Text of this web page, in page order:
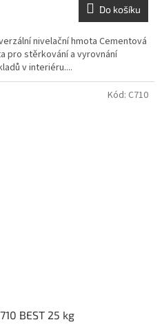
Do košíku
nivelační hmota Cementová
pro stěrkování a vyrovnání
v interiéru....
BEST 25 kg
Kód: C710